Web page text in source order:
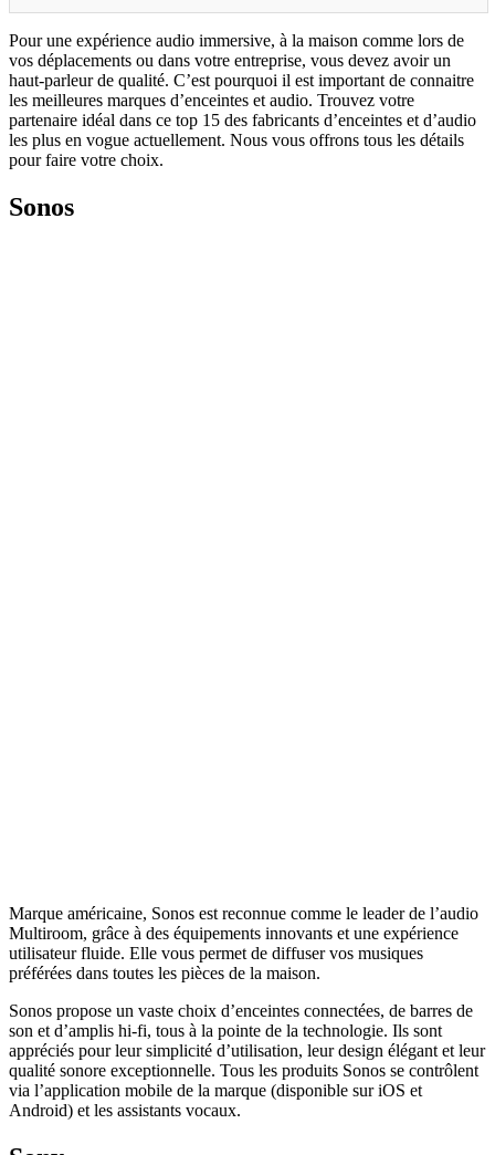
Pour une expérience audio immersive, à la maison comme lors de
vos déplacements ou dans votre entreprise, vous devez avoir un
haut-parleur de qualité. C’est pourquoi il est important de connaitre
les meilleures marques d’enceintes et audio. Trouvez votre
partenaire idéal dans ce top 15 des fabricants d’enceintes et d’audio
les plus en vogue actuellement. Nous vous offrons tous les détails
pour faire votre choix.
Sonos
Marque américaine, Sonos est reconnue comme le leader de l’audio
Multiroom, grâce à des équipements innovants et une expérience
utilisateur fluide. Elle vous permet de diffuser vos musiques
préférées dans toutes les pièces de la maison.
Sonos propose un vaste choix d’enceintes connectées, de barres de
son et d’amplis hi-fi, tous à la pointe de la technologie. Ils sont
appréciés pour leur simplicité d’utilisation, leur design élégant et leur
qualité sonore exceptionnelle. Tous les produits Sonos se contrôlent
via l’application mobile de la marque (disponible sur iOS et
Android) et les assistants vocaux.